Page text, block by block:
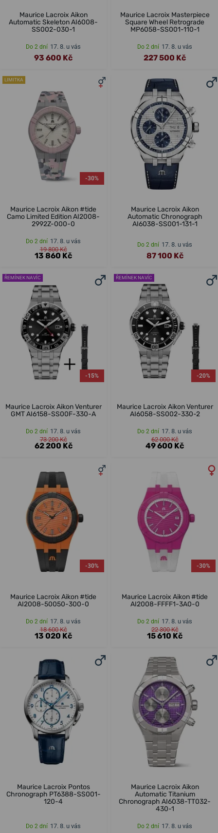
Maurice Lacroix Aikon
Automatic Skeleton AI6008-
SS002-030-1
Do 2 dní 17. 8. u vás
93 600 Kč
Maurice Lacroix Masterpiece
Square Wheel Retrograde
MP6058-SS001-110-1
Do 2 dní 17. 8. u vás
227 500 Kč
LIMITKA
-30%
Maurice Lacroix Aikon #tide
Camo Limited Edition AI2008-
2992Z-000-0
Do 2 dní 17. 8. u vás
19 800 Kč
13 860 Kč
Maurice Lacroix Aikon
Automatic Chronograph
AI6038-SS001-131-1
Do 2 dní 17. 8. u vás
87 100 Kč
ŘEMÍNEK NAVÍC
-15%
Maurice Lacroix Aikon Venturer
GMT AI6158-SS00F-330-A
Do 2 dní 17. 8. u vás
73 200 Kč
62 200 Kč
ŘEMÍNEK NAVÍC
-20%
Maurice Lacroix Aikon Venturer
AI6058-SS002-330-2
Do 2 dní 17. 8. u vás
62 000 Kč
49 600 Kč
-30%
Maurice Lacroix Aikon #tide
AI2008-50050-300-0
Do 2 dní 17. 8. u vás
18 600 Kč
13 020 Kč
-30%
Maurice Lacroix Aikon #tide
AI2008-FFFF1-3A0-0
Do 2 dní 17. 8. u vás
22 300 Kč
15 610 Kč
Maurice Lacroix Pontos
Chronograph PT6388-SS001-
120-4
Do 2 dní 17. 8. u vás
Maurice Lacroix Aikon
Automatic Titanium
Chronograph AI6038-TT032-
430-1
Do 2 dní 17. 8. u vás